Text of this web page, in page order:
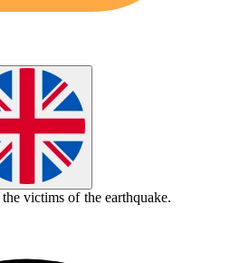
the victims of the earthquake.